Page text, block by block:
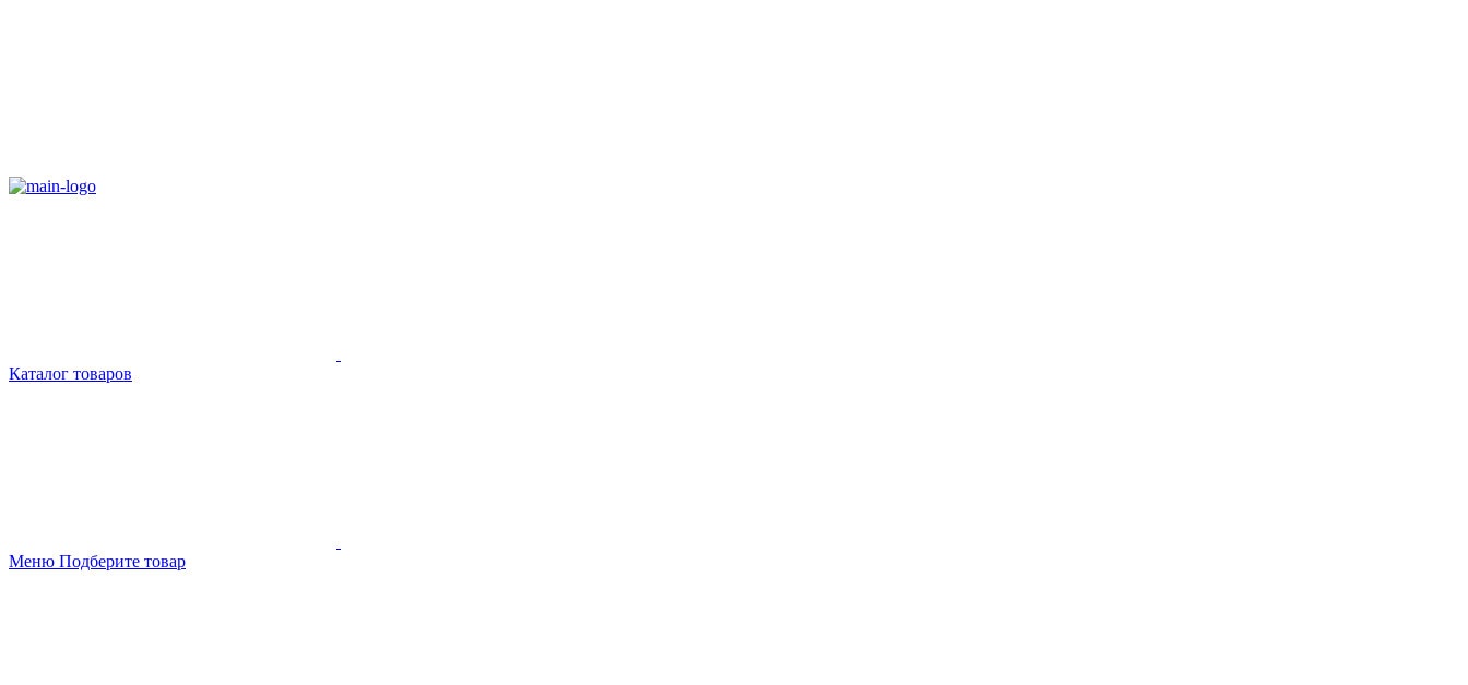
Каталог товаров
Меню Подберите товар